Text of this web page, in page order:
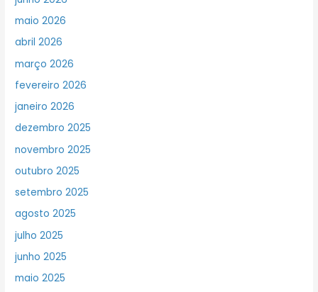
maio 2026
abril 2026
março 2026
fevereiro 2026
janeiro 2026
dezembro 2025
novembro 2025
outubro 2025
setembro 2025
agosto 2025
julho 2025
junho 2025
maio 2025